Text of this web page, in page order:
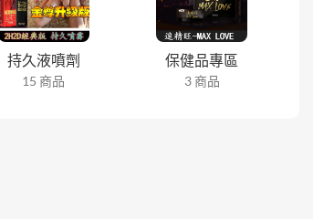
持久液噴劑
15 商品
保健品專區
3 商品